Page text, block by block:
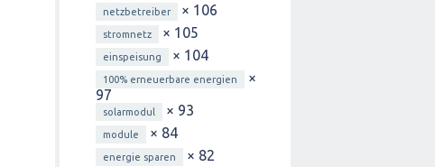
netzbetreiber × 106
stromnetz × 105
einspeisung × 104
100% erneuerbare energien
×
97
solarmodul × 93
module × 84
energie sparen × 82